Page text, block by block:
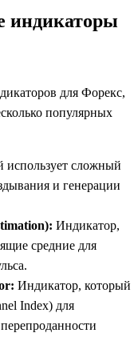
индикаторы
для Форекс,
популярных
использует сложный
и генерации
Индикатор,
средние для
Индикатор, который
Index) для